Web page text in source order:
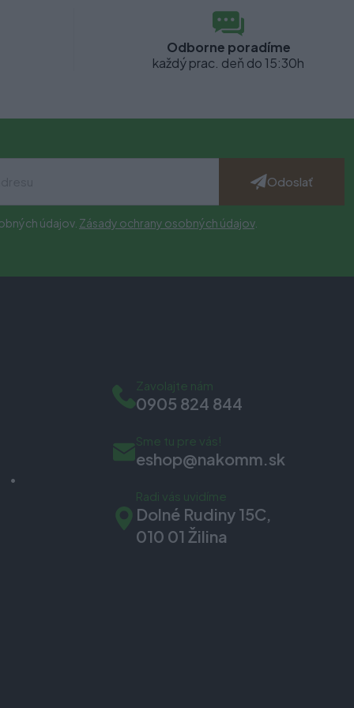
Odborne poradíme
každý prac. deň do 15:30h
Odoslať
údajov. Zásady ochrany osobných údajov.
Zavolajte nám
0905 824 844
Sme tu pre vás!
eshop@nakomm.sk
Radi vás uvidíme
Dolné Rudiny 15C,
010 01 Žilina